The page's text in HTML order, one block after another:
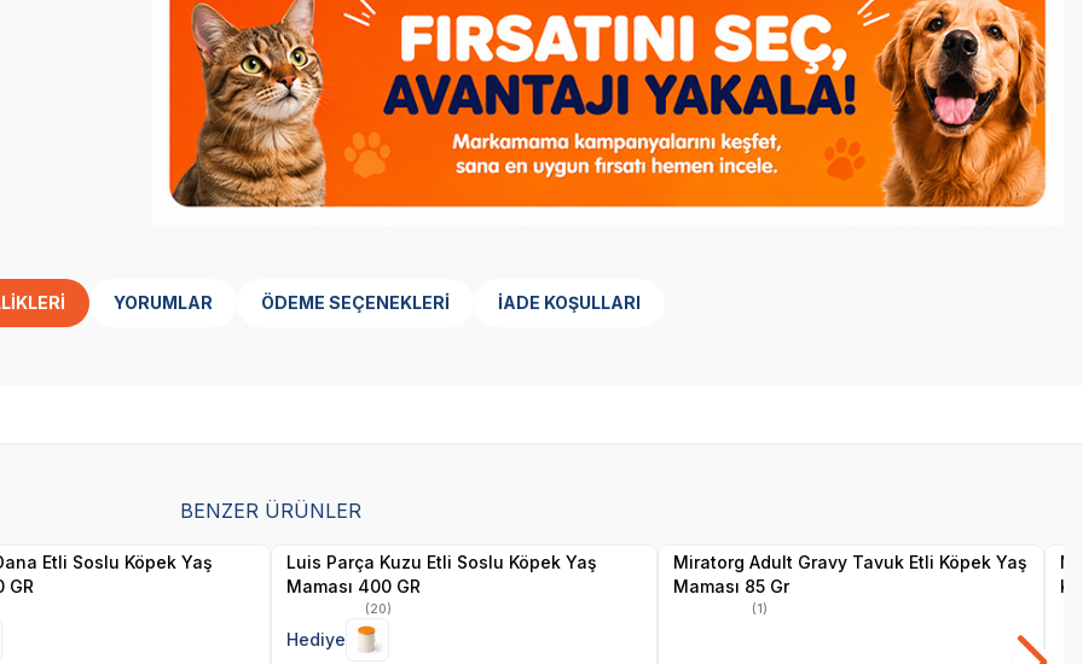
YORUMLAR ÖDEME SEÇENEKLERI İADE KOŞULLARI
BENZER ÜRÜNLER
Etli Soslu Köpek Yaş
GR
Luis Parça Kuzu Etli Soslu Köpek Yaş
Maması 400 GR
(20)
Hediye
Miratorg Adult Gravy Tavuk Etli Köpek Yaş
Maması 85 Gr
(1)